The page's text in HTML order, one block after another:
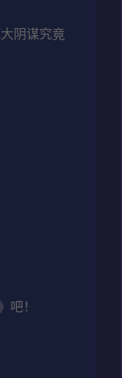
阴谋究竟
吧！